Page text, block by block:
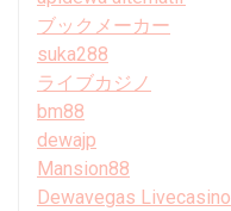
ブックメーカー
suka288
ライブカジノ
bm88
dewajp
Mansion88
Dewavegas Livecasino